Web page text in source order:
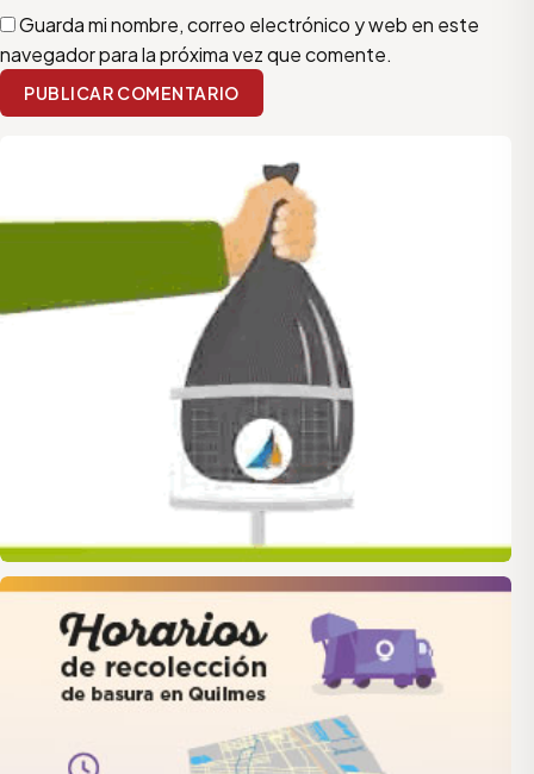
Guarda mi nombre, correo electrónico y web en este
navegador para la próxima vez que comente.
PUBLICAR COMENTARIO
quilmes